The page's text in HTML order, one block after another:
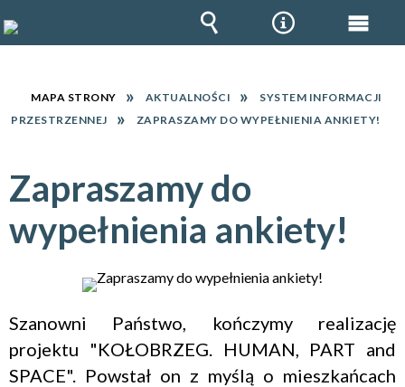
MAPA STRONY AKTUALNOŚCI
SYSTEM INFORMACJI
PRZESTRZENNEJ
ZAPRASZAMY DO WYPEŁNIENIA ANKIETY!
Zapraszamy do
wypełnienia ankiety!
Szanowni Państwo, kończymy realizację
projektu "KOŁOBRZEG. HUMAN, PART and
SPACE". Powstał on z myślą o mieszkańcach
Wyszukiwarka
NarzędziaMenu